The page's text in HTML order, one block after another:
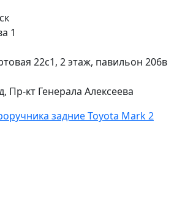
1
22с1, 2 этаж, павильон 206в
Пр-кт Генерала Алексеева
задние Toyota Mark 2